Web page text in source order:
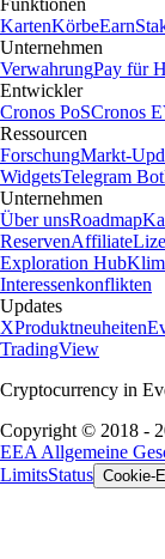
Funktionen
KartenKörbeEarn
Unternehmen
VerwahrungPay für
Entwickler
Cronos PoSCronos
Ressourcen
ForschungMarkt-
WidgetsTelegram Bot
Unternehmen
Über unsRoadmap
ReservenAffiliate
Exploration Hub
Interessenkonflikten
Updates
XProduktneuheiten
TradingView
Cryptocurrency in
Copyright © 2018 -
EEA Allgemeine
LimitsStatus Cookie-